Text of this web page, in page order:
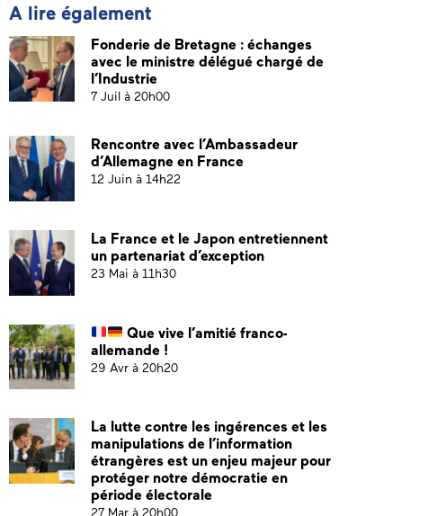
A lire également
Fonderie de Bretagne : échanges
avec le ministre délégué chargé de
l’Industrie
7 Juil à 20h00
Rencontre avec l’Ambassadeur
d’Allemagne en France
12 Juin à 14h22
La France et le Japon entretiennent
un partenariat d’exception
23 Mai à 11h30
Que vive l’amitié franco-
allemande !
29 Avr à 20h20
La lutte contre les ingérences et les
manipulations de l’information
étrangères est un enjeu majeur pour
protéger notre démocratie en
période électorale